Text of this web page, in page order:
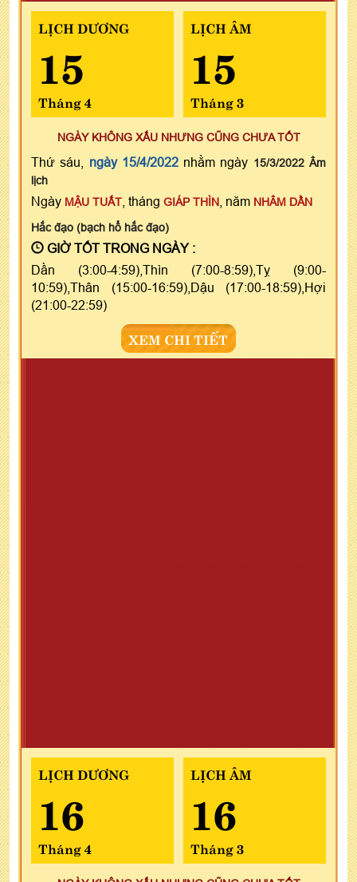
LỊCH DƯƠNG
15
Tháng 4
LỊCH ÂM
15
Tháng 3
NGÀY KHÔNG XẤU NHƯNG CŨNG CHƯA TỐT
Thứ sáu, ngày 15/4/2022nhằm ngày 15/3/2022 Âm
lịch
Ngày MẬU TUẤT , tháng GIÁP THÌN , năm NHÂM DẦN
Hắc đạo (bạch hổ hắc đạo)
GIỜ TỐT TRONG NGÀY :
Dần (3:00-4:59),Thìn (7:00-8:59),Tỵ (9:00-
10:59),Thân (15:00-16:59),Dậu (17:00-18:59),Hợi
(21:00-22:59)
XEM CHI TIẾT
LỊCH DƯƠNG
16
Tháng 4
LỊCH ÂM
16
Tháng 3